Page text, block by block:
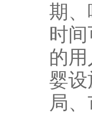
期
时
的
婴
局
（